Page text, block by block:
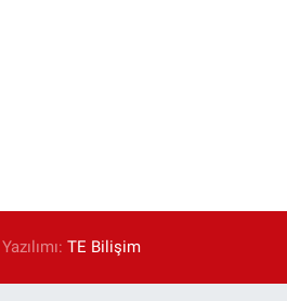
TE Bilişim